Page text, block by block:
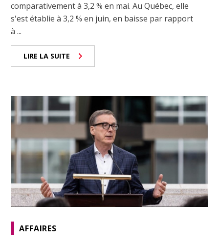
comparativement à 3,2 % en mai. Au Québec, elle
s'est établie à 3,2 % en juin, en baisse par rapport
à ...
LIRE LA SUITE
AFFAIRES